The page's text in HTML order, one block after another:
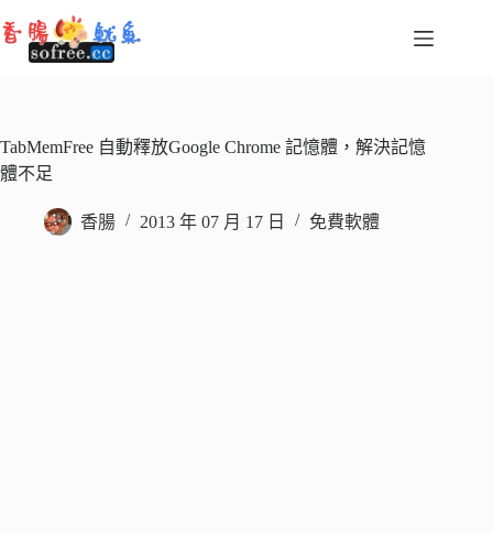
至
容
TabMemFree 自動釋放Google Chrome 記憶體，解決記憶
體不足
香腸 2013 年 07 月 17 日 免費軟體